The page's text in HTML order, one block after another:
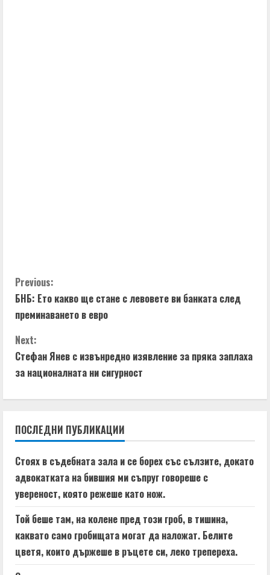
C
o
n
t
u
e
R
e
a
d
Previous:
БНБ: Ето какво ще стане с левовете ви банката след
преминаването в евро
Next:
Стефан Янев с извънредно изявление за пряка заплаха
за националната ни сигурност
ПОСЛЕДНИ ПУБЛИКАЦИИ
Стоях в съдебната зала и се борех със сълзите, докато
адвокатката на бившия ми съпруг говореше с
увереност, която режеше като нож.
Той беше там, на колене пред този гроб, в тишина,
каквато само гробищата могат да наложат. Белите
цветя, които държеше в ръцете си, леко трепереха.